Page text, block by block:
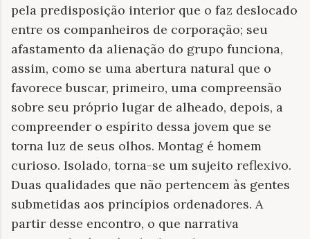
pela predisposição interior que o faz deslocado
entre os companheiros de corporação; seu
afastamento da alienação do grupo funciona,
assim, como se uma abertura natural que o
favorece buscar, primeiro, uma compreensão
sobre seu próprio lugar de alheado, depois, a
compreender o espírito dessa jovem que se
torna luz de seus olhos. Montag é homem
curioso. Isolado, torna-se um sujeito reflexivo.
Duas qualidades que não pertencem às gentes
submetidas aos princípios ordenadores. A
partir desse encontro, o que narrativa